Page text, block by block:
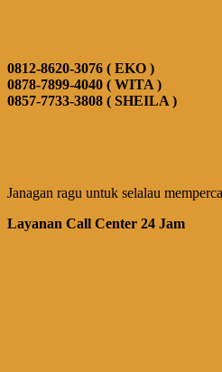
0812-8620-3076 ( EKO )
0878-7899-4040 ( WITA )
0857-7733-3808 ( SHEILA )
Janagan ragu untuk selalau
Layanan Call Center 24 Jam